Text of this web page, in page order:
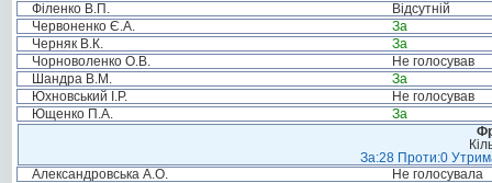
Філенко В.П.
Відсутній
Червоненко Є.А.
За
Черняк В.К.
За
Чорноволенко О.В.
Не голосував
Шандра В.М.
За
Юхновський І.Р.
Не голосував
Ющенко П.А.
За
За:28 Проти:0
Александровська А.О.
Не голосувала